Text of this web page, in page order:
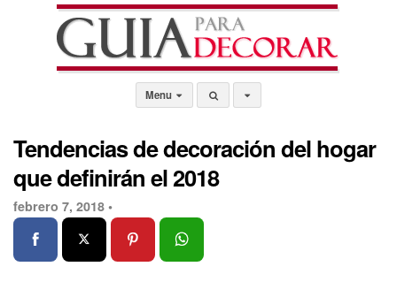
Menu
Tendencias de decoración del hogar
que definirán el 2018
febrero 7, 2018 •